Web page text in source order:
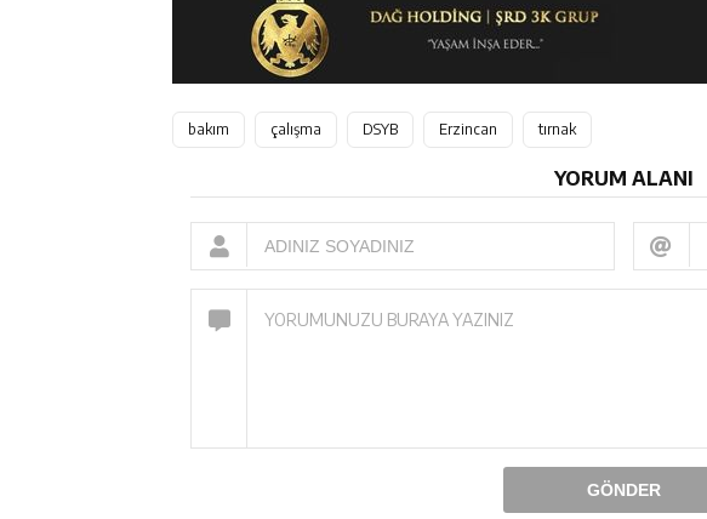
bakım çalışma DSYB Erzincan tırnak
YORUM ALANI
GÖNDER